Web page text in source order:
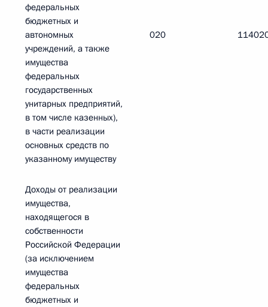
федеральных
бюджетных и
автономных
учреждений, а также
имущества
федеральных
государственных
унитарных предприятий,
в том числе казенных),
в части реализации
основных средств по
указанному имуществу
020
Доходы от реализации
имущества,
находящегося в
собственности
Российской Федерации
(за исключением
имущества
федеральных
бюджетных и